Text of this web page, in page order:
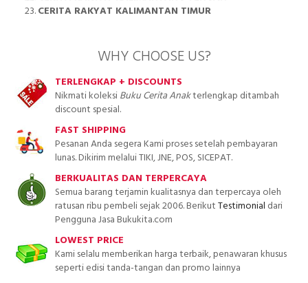
CERITA RAKYAT KALIMANTAN TIMUR
WHY CHOOSE US?
TERLENGKAP + DISCOUNTS
Nikmati koleksiBuku Cerita Anakterlengkap ditambah
discount spesial.
FAST SHIPPING
Pesanan Anda segera Kami proses setelah pembayaran
lunas. Dikirim melalui TIKI, JNE, POS, SICEPAT.
BERKUALITAS DAN TERPERCAYA
Semua barang terjamin kualitasnya dan terpercaya oleh
ratusan ribu pembeli sejak 2006. BerikutTestimonial dari
Pengguna Jasa Bukukita.com
LOWEST PRICE
Kami selalu memberikan harga terbaik, penawaran khusus
seperti edisi tanda-tangan dan promo lainnya